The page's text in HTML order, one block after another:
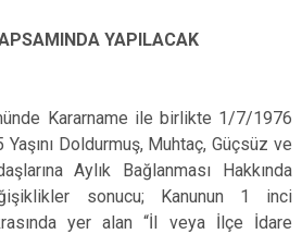
YAPILACAK
Kararname ile birlikte 1/7/1976
Doldurmuş, Muhtaç, Güçsüz ve
Aylık Bağlanması Hakkında
sonucu; Kanunun 1 inci
yer alan “İl veya İlçe İdare